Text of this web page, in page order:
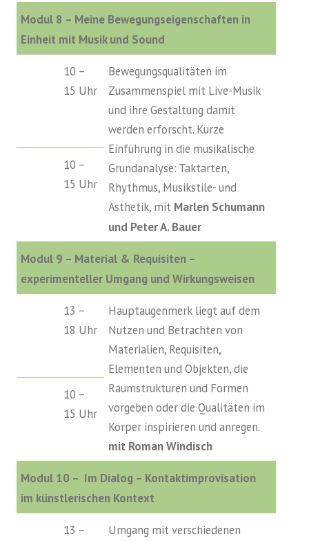
Modul 8 – Meine Bewegungseigenschaften in
Einheit mit Musik und Sound
10 –
15 Uhr
Bewegungsqualitäten im
Zusammenspiel mit Live-Musik
und ihre Gestaltung damit
werden erforscht. Kurze
Einführung in die musikalische
Grundanalyse: Taktarten,
Rhythmus, Musikstile- und
Ästhetik, mit Marlen Schumann
und Peter A. Bauer
10 –
15 Uhr
Modul 9 – Material & Requisiten –
experimenteller Umgang und Wirkungsweisen
13 –
18 Uhr
Hauptaugenmerk liegt auf dem
Nutzen und Betrachten von
Materialien, Requisiten,
Elementen und Objekten, die
Raumstrukturen und Formen
vorgeben oder die Qualitäten im
Körper inspirieren und anregen.
mit Roman Windisch
10 –
15 Uhr
Modul 10 – Im Dialog – Kontaktimprovisation
im künstlerischen Kontext
13 –
Umgang mit verschiedenen